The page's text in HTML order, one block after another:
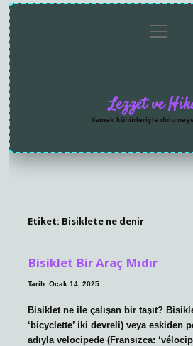
menüyü
aç
Lezzet ve
Yemek kültürleriyle dolu
Etiket: Bisiklete ne denir
Bisiklet Bir Araç Mıdır
Tarih: Ocak 14, 2025
Bisiklet ne ile çalışan bir taşıt?
‘bicyclette’ iki devreli) veya eskiden
adıyla velocipede (Fransızca: